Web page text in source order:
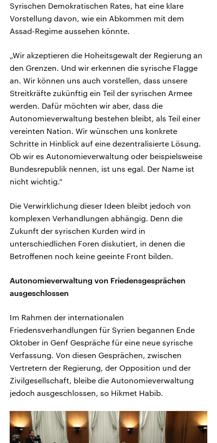
Syrischen Demokratischen Rates, hat eine klare
Vorstellung davon, wie ein Abkommen mit dem
Assad-Regime aussehen könnte.
„Wir akzeptieren die Hoheitsgewalt der Regierung an
den Grenzen. Und wir erkennen die syrische Flagge
an. Wir können uns auch vorstellen, dass unsere
Streitkräfte zukünftig ein Teil der syrischen Armee
werden. Dafür möchten wir aber, dass die
Autonomieverwaltung bestehen bleibt, als Teil einer
vereinten Nation. Wir wünschen uns konkrete
Schritte in Hinblick auf eine dezentralisierte Lösung.
Ob wir es Autonomieverwaltung oder beispielsweise
Bundesrepublik nennen, ist uns egal. Der Name ist
nicht wichtig.“
Die Verwirklichung dieser Ideen bleibt jedoch von
komplexen Verhandlungen abhängig. Denn die
Zukunft der syrischen Kurden wird in
unterschiedlichen Foren diskutiert, in denen die
Betroffenen noch keine geeinte Front bilden.
Autonomieverwaltung von Friedensgesprächen
ausgeschlossen
Im Rahmen der internationalen
Friedensverhandlungen für Syrien begannen Ende
Oktober in Genf Gespräche für eine neue syrische
Verfassung. Von diesen Gesprächen, zwischen
Vertretern der Regierung, der Opposition und der
Zivilgesellschaft, bleibe die Autonomieverwaltung
jedoch ausgeschlossen, so Hikmet Habib.